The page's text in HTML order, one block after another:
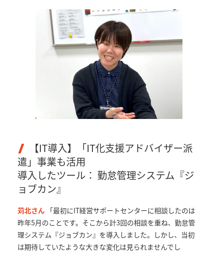
【IT導入】「IT化支援アドバイザー派
遣」事業も活用
導入したツール： 勤怠管理システム『ジ
ョブカン』
苅北さん 「最初にIT経営サポートセンターに相談したのは
昨年5月のことです。そこから計3回の相談を重ね、勤怠管
理システム『ジョブカン』を導入しました。しかし、当初
は期待していたような大きな変化は見られませんでし